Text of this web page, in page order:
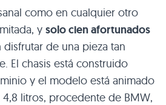
como en cualquier otro
y solo cien afortunados
disfrutar de una pieza tan
El chasis está construido
y el modelo está animado
litros, procedente de BMW,